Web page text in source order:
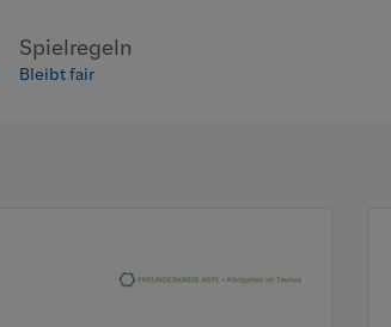
Spielregeln
Bleibt fair